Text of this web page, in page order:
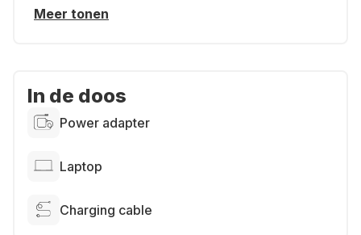
Meer tonen
In de doos
Power adapter
Laptop
Charging cable